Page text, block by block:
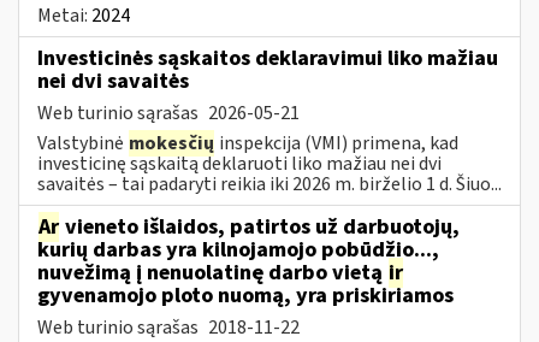
Metai: 2024
Investicinės sąskaitos deklaravimui liko mažiau
nei dvi savaitės
Web turinio sąrašas 2026-05-21
Valstybinė mokesčių inspekcija (VMI) primena, kad
investicinę sąskaitą deklaruoti liko mažiau nei dvi
savaitės – tai padaryti reikia iki 2026 m. birželio 1 d. Šiuo...
Ar vieneto išlaidos, patirtos už darbuotojų,
kurių darbas yra kilnojamojo pobūdžio...,
nuvežimą į nenuolatinę darbo vietą ir
gyvenamojo ploto nuomą, yra priskiriamos
Web turinio sąrašas 2018-11-22